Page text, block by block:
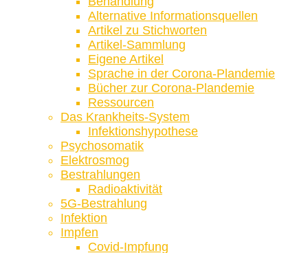
Alternative Informationsquellen
Artikel zu Stichworten
Artikel-Sammlung
Eigene Artikel
Sprache in der Corona-Plandemie
Bücher zur Corona-Plandemie
Ressourcen
Das Krankheits-System
Infektionshypothese
Psychosomatik
Elektrosmog
Bestrahlungen
Radioaktivität
5G-Bestrahlung
Infektion
Impfen
Covid-Impfung